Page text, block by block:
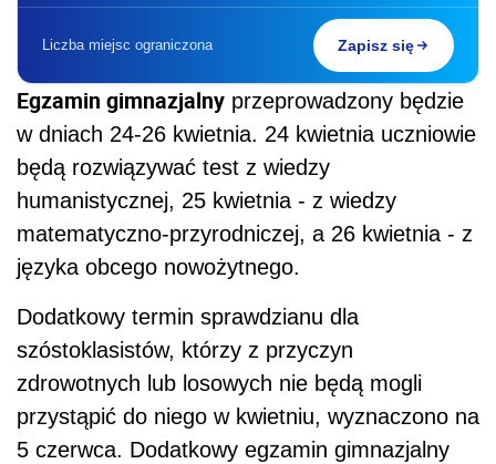
Liczba miejsc ograniczona Zapisz się
Egzamin gimnazjalny przeprowadzony będzie
w dniach 24-26 kwietnia. 24 kwietnia uczniowie
będą rozwiązywać test z wiedzy
humanistycznej, 25 kwietnia - z wiedzy
matematyczno-przyrodniczej, a 26 kwietnia - z
języka obcego nowożytnego.
Dodatkowy termin sprawdzianu dla
szóstoklasistów, którzy z przyczyn
zdrowotnych lub losowych nie będą mogli
przystąpić do niego w kwietniu, wyznaczono na
5 czerwca. Dodatkowy egzamin gimnazjalny